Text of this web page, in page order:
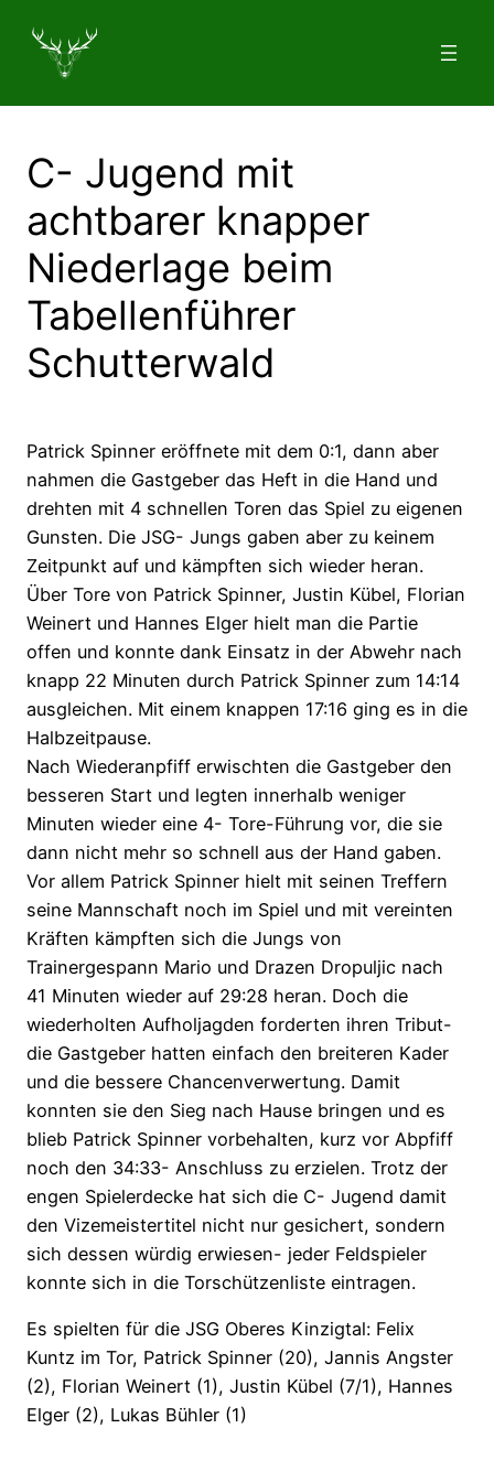
Inhalt
springen
C- Jugend mit
achtbarer knapper
Niederlage beim
Tabellenführer
Schutterwald
Patrick Spinner eröffnete mit dem 0:1, dann aber
nahmen die Gastgeber das Heft in die Hand und
drehten mit 4 schnellen Toren das Spiel zu eigenen
Gunsten. Die JSG- Jungs gaben aber zu keinem
Zeitpunkt auf und kämpften sich wieder heran.
Über Tore von Patrick Spinner, Justin Kübel, Florian
Weinert und Hannes Elger hielt man die Partie
offen und konnte dank Einsatz in der Abwehr nach
knapp 22 Minuten durch Patrick Spinner zum 14:14
ausgleichen. Mit einem knappen 17:16 ging es in die
Halbzeitpause.
Nach Wiederanpfiff erwischten die Gastgeber den
besseren Start und legten innerhalb weniger
Minuten wieder eine 4- Tore-Führung vor, die sie
dann nicht mehr so schnell aus der Hand gaben.
Vor allem Patrick Spinner hielt mit seinen Treffern
seine Mannschaft noch im Spiel und mit vereinten
Kräften kämpften sich die Jungs von
Trainergespann Mario und Drazen Dropuljic nach
41 Minuten wieder auf 29:28 heran. Doch die
wiederholten Aufholjagden forderten ihren Tribut-
die Gastgeber hatten einfach den breiteren Kader
und die bessere Chancenverwertung. Damit
konnten sie den Sieg nach Hause bringen und es
blieb Patrick Spinner vorbehalten, kurz vor Abpfiff
noch den 34:33- Anschluss zu erzielen. Trotz der
engen Spielerdecke hat sich die C- Jugend damit
den Vizemeistertitel nicht nur gesichert, sondern
sich dessen würdig erwiesen- jeder Feldspieler
konnte sich in die Torschützenliste eintragen.
Es spielten für die JSG Oberes Kinzigtal: Felix
Kuntz im Tor, Patrick Spinner (20), Jannis Angster
(2), Florian Weinert (1), Justin Kübel (7/1), Hannes
Elger (2), Lukas Bühler (1)